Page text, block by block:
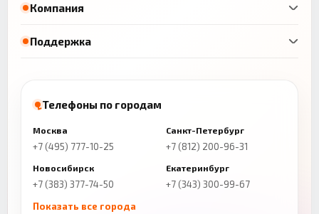
Компания
Поддержка
Телефоны по городам
Москва
+7 (495) 777-10-25
Санкт-Петербург
+7 (812) 200-96-31
Новосибирск
+7 (383) 377-74-50
Екатеринбург
+7 (343) 300-99-67
Показать все города